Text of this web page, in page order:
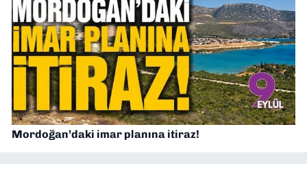
Mordoğan’daki imar planına itiraz!